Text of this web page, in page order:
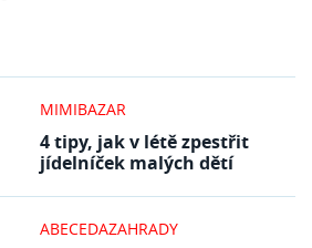
MIMIBAZAR
4 tipy, jak v létě zpestřit
jídelníček malých dětí
ABECEDAZAHRADY